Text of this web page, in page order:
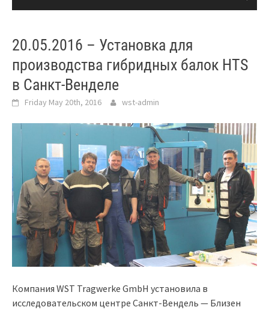
20.05.2016 – Установка для
производства гибридных балок HTS
в Санкт-Венделе
Friday May 20th, 2016 wst-admin
Компания WST Tragwerke GmbH установила в
исследовательском центре Санкт-Вендель — Близен